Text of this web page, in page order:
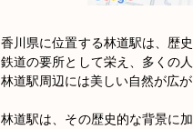
香川県に位置する林道駅は、歴
鉄道の要所として栄え、多くの
林道駅周辺には美しい自然が広
林道駅は、その歴史的な背景に